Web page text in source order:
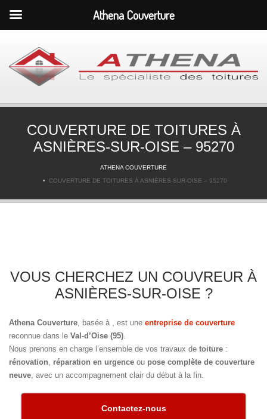
COUVERTURE DE TOITURES À
ASNIÈRES-SUR-OISE – 95270
ATHENA COUVERTURE
COUVERTURE DE TOITURES À ASNIÈRES-SUR-OISE – 95270
VOUS CHERCHEZ UN COUVREUR À
ASNIÈRES-SUR-OISE ?
Athena Couverture , basée à , est une entreprise de couverture
reconnue dans le Val-d’Oise (95)
Nous prenons en charge l’ensemble de vos travaux de toiture :
rénovation
réparation en urgence ou pose complète de couverture
neuve , avec un accompagnement clair du début à la fin.
Contactez-nous
Athena Couverture